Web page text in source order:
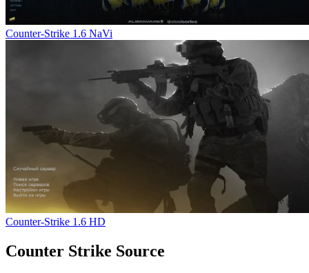
Counter-Strike 1.6 NaVi
Counter-Strike 1.6 HD
Counter Strike Source